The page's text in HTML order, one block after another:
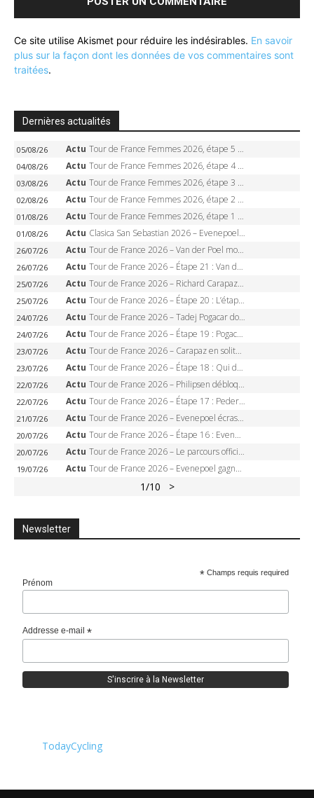
Ce site utilise Akismet pour réduire les indésirables. En savoir
plus sur la façon dont les données de vos commentaires sont
traitées.
Dernières actualités
05/08/26 Actu Tour de France Femmes 2026, étape 5 – Demi Vollering gagne à Belleville, Reusser en jaune, Ferrand-Prévot coule
04/08/26 Actu Tour de France Femmes 2026, étape 4 – Marlen Reusser écrase le chrono, Ferrand-Prévot en crise
03/08/26 Actu Tour de France Femmes 2026, étape 3 – Sigrid Haugset en solitaire, 88 km d’échappée, maillot jaune
02/08/26 Actu Tour de France Femmes 2026, étape 2 – Lorena Wiebes doublé à Genève, Markus héroïque, 7e record
01/08/26 Actu Tour de France Femmes 2026, étape 1 – Lorena Wiebes intouchable à Lausanne, premier maillot jaune
01/08/26 Actu Clasica San Sebastian 2026 – Evenepoel recordman, 4e victoire, Carapaz battu au sprint
26/07/26 Actu Tour de France 2026 – Van der Poel monumental à Paris, Pogacar égale le record des cinq sacres
26/07/26 Actu Tour de France 2026 – Étape 21 : Van der Poel, Pogacar, qui succédera à Wout van Aert sur les Champs-Elysées ?
25/07/26 Actu Tour de France 2026 – Richard Carapaz roi des Alpes, doublé et maillot à pois, Seixas perd le podium
25/07/26 Actu Tour de France 2026 – Étape 20 : L’étape reine, Galibier, Sarenne, Alpe d’Huez, qui succédera à Pogacar ?
24/07/26 Actu Tour de France 2026 – Tadej Pogacar dompte l’Alpe d’Huez, 5e victoire, record de Pantani pulvérisé
24/07/26 Actu Tour de France 2026 – Étape 19 : Pogacar peut-il enfin dompter l’Alpe d’Huez ?
23/07/26 Actu Tour de France 2026 – Carapaz en solitaire à Orcières-Merlette, Paret-Peintre à un point du maillot à pois
23/07/26 Actu Tour de France 2026 – Étape 18 : Qui domptera Orcières-Merlette, première marche vers l’Alpe d’Huez ?
22/07/26 Actu Tour de France 2026 – Philipsen débloque son compteur à Voiron, Pedersen en danger pour le maillot vert
22/07/26 Actu Tour de France 2026 – Étape 17 : Pedersen peut-il verrouiller le maillot vert à Voiron ?
21/07/26 Actu Tour de France 2026 – Evenepoel écrase le chrono d’Évian, Seixas 4e, Lipowitz abandonne
20/07/26 Actu Tour de France 2026 – Étape 16 : Evenepoel, Pogacar, Ganna… qui domptera le chrono d’Évian pour redessiner le podium ?
20/07/26 Actu Tour de France 2026 – Le parcours officiel complet : 21 étapes, profils, carte et dates
19/07/26 Actu Tour de France 2026 – Evenepoel gagne à Solaison, Vingegaard abandonne, Pogacar toujours en jaune
1/10 >
Newsletter
* Champs requis required
Prénom
Addresse e-mail*
TodayCycling